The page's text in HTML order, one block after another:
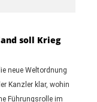
soll Krieg
neue Weltordnung
Kanzler klar, wohin
Führungsrolle im